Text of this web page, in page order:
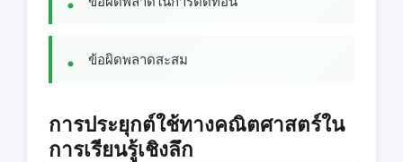
ข้อผิดพลาดสะสม
การประยุกต์ใช้ทางคณิตศาสตร์ใน
การเรียนรู้เชิงลึก